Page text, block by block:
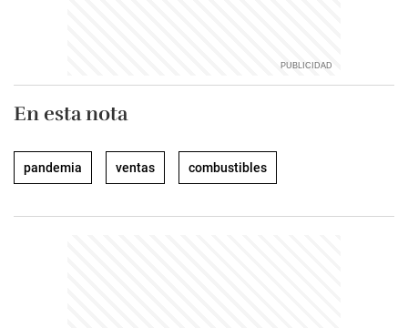
En esta nota
pandemia ventas combustibles